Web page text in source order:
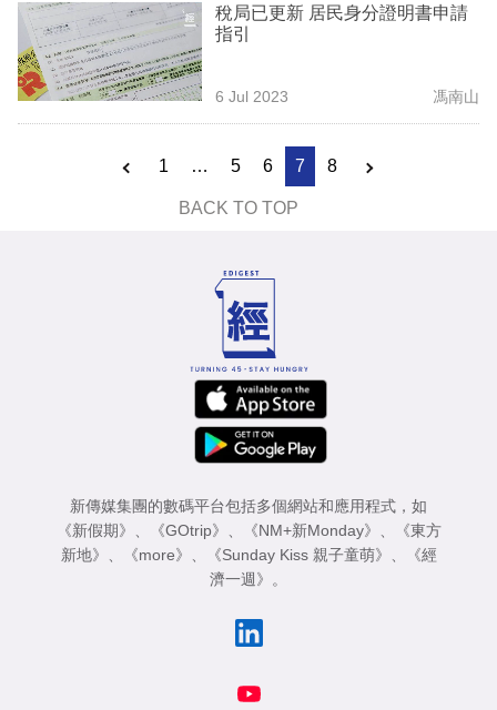
稅局已更新 居民身分證明書申請
指引
6 Jul 2023 馮南山
1 … 5 6 7 8
BACK TO TOP
新傳媒集團的數碼平台包括多個網站和應用程式，如
《新假期》 、 《GOtrip》 、 《NM+新Monday》 、
《東方
新地》 、 《more》 、 《Sunday Kiss 親子童萌》 、
《經
濟一週》 。